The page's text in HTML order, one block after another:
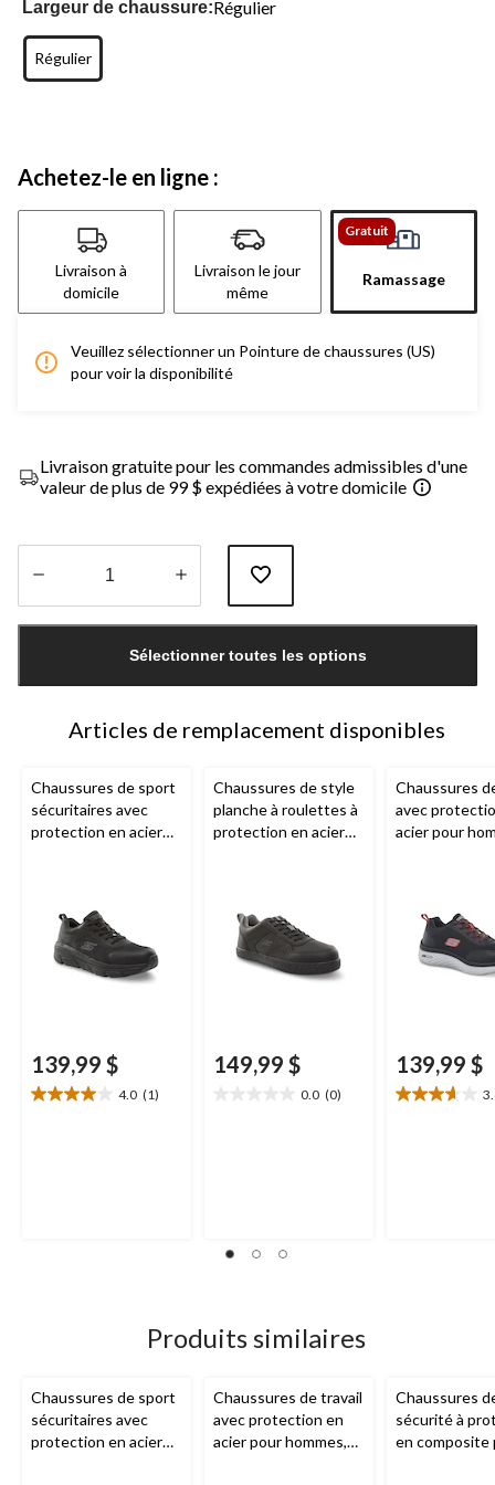
Largeur de chaussure:Régulier
Régulier
Achetez-le en ligne :
Livraison à
domicile
Livraison le jour
même
Gratuit
Ramassage
Veuillez sélectionner un Pointure de chaussures (US)
pour voir la disponibilité
Livraison gratuite pour les commandes admissibles d'une
valeur de plus de 99 $ expédiées à votre domicile
jour
Sélectionner toutes les options
Articles de remplacement disponibles
Chaussures de sport
sécuritaires avec
protection en acier
139,99 $
4.0 (1)
4.0
Chaussures de style
planche à roulettes à
protection en acier
149,99 $
0.0 (0)
Chaussures
avec
acier pour
139,99 $
3.6
Produits similaires
Chaussures de sport
sécuritaires avec
protection en acier
Chaussures de travail
avec protection en
acier pour hommes,
Chaussures
sécurité à
en composite